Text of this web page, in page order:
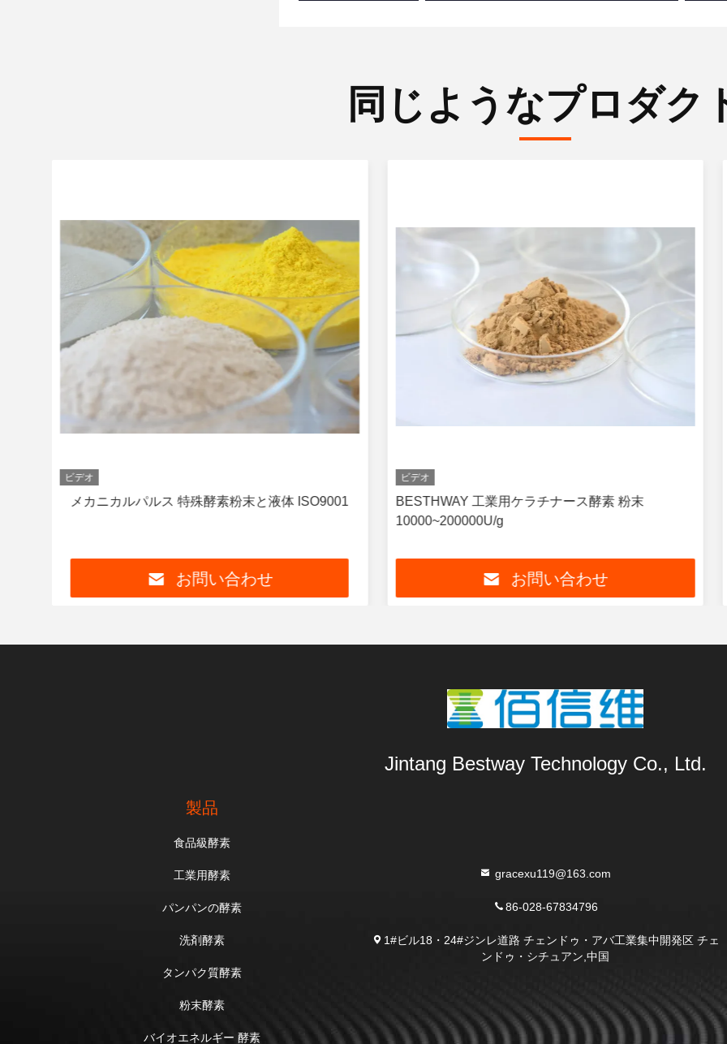
同じようなプロダク
ビデオ
メカニカルパルス 特殊酵素粉末と液体 ISO9001
お問い合わせ
ビデオ
BESTHWAY 工業用ケラチナース酵素 粉末
10000~200000U/g
お問い合わせ
Jintang Bestway Technology Co., Ltd.
製品
食品級酵素
工業用酵素
パンパンの酵素
洗剤酵素
タンパク質酵素
粉末酵素
バイオエネルギー 酵素
gracexu119@163.com
86-028-67834796
1#ビル18・24#ジンレ道路 チェンドゥ・アバ工業集中開発区 チェ
ンドゥ・シチュアン,中国